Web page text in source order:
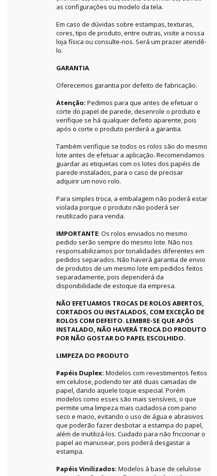
as configurações ou modelo da tela.
Em caso de dúvidas sobre estampas, texturas,
cores, tipo de produto, entre outras, visite a nossa
loja física ou consulte-nos. Será um prazer atendê-
lo.
GARANTIA
Oferecemos garantia por defeito de fabricação.
Atenção: Pedimos para que antes de efetuar o
corte do papel de parede, desenrole o produto e
verifique se há qualquer defeito aparente, pois
após o corte o produto perderá a garantia.
Também verifique se todos os rolos são do mesmo
lote antes de efetuar a aplicação. Recomendamos
guardar as etiquetas com os lotes dos papéis de
parede instalados, para o caso de precisar
adquirir um novo rolo.
Para simples troca, a embalagem não poderá estar
violada porque o produto não poderá ser
reutilizado para venda.
IMPORTANTE: Os rolos enviados no mesmo
pedido serão sempre do mesmo lote. Não nos
responsabilizamos por tonalidades diferentes em
pedidos separados. Não haverá garantia de envio
de produtos de um mesmo lote em pedidos feitos
separadamente, pois dependerá da
disponibilidade de estoque da empresa.
NÃO EFETUAMOS TROCAS DE ROLOS ABERTOS,
CORTADOS OU INSTALADOS, COM EXCEÇÃO DE
ROLOS COM DEFEITO. LEMBRE-SE QUE APÓS
INSTALADO, NÃO HAVERÁ TROCA DO PRODUTO
POR NÃO GOSTAR DO PAPEL ESCOLHIDO.
LIMPEZA DO PRODUTO
Papéis Duplex: Modelos com revestimentos feitos
em celulose, podendo ter até duas camadas de
papel, dando aquele toque especial. Porém
modelos como esses são mais sensíveis, o que
permite uma limpeza mais cuidadosa com pano
seco e macio, evitando o uso de água e abrasivos
que poderão fazer desbotar a estampa do papel,
além de inutilizá-los. Cuidado para não friccionar o
papel ao manusear, pois poderá desgastar a
estampa.
Papéis Vinilizados: Modelos à base de celulose